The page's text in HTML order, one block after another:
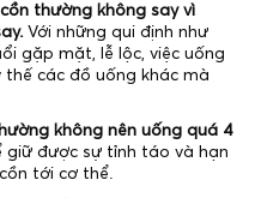
thường không say vì
Với những qui định như
gặp mặt, lễ lộc, việc uống
các đồ uống khác mà
không nên uống quá 4
giữ được sự tỉnh táo và hạn
tới cơ thể.